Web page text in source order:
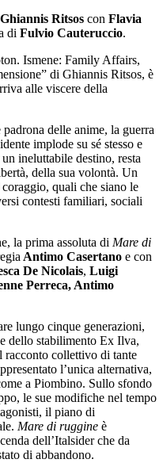
Ghiannis Ritsos con Flavia
di Fulvio Cauteruccio.
Ismene: Family Affairs,
di Ghiannis Ritsos, è
alle viscere della
delle anime, la guerra
implode su sé stesso e
ineluttabile destino, resta
della sua volontà. Un
quali che siano le
contesti familiari, sociali
la prima assoluta di Mare di
Antimo Casertano e con
De Nicolais, Luigi
Perreca, Antimo
lungo cinque generazioni,
dello stabilimento Ex Ilva,
collettivo di tante
l’unica alternativa,
a Piombino. Sullo sfondo
le sue modifiche nel tempo
il piano di
Mare di ruggine è
dell’Italsider che da
di abbandono.